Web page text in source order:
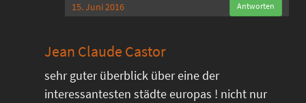
15. Juni 2016 Antworten
Jean Claude Castor
sehr guter überblick über eine der
interessantesten städte europas ! nicht nur